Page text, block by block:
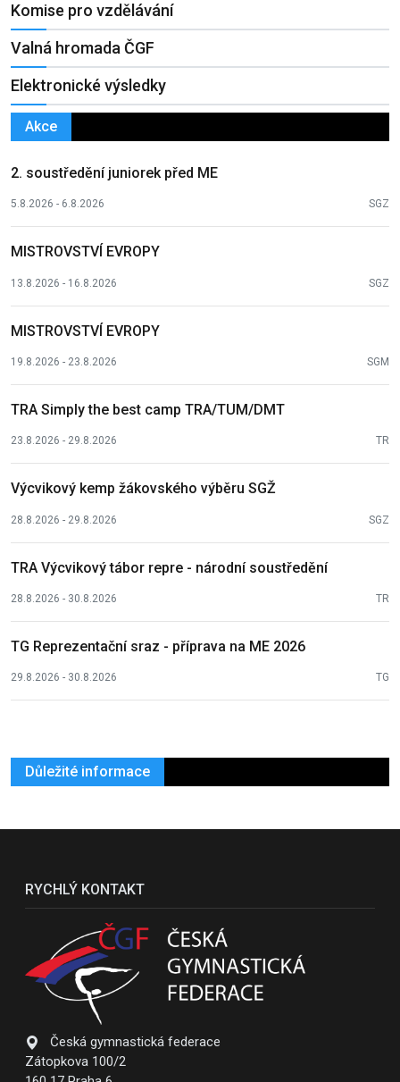
Komise pro vzdělávání
Valná hromada ČGF
Elektronické výsledky
Akce
2. soustředění juniorek před ME
5.8.2026 - 6.8.2026 SGZ
MISTROVSTVÍ EVROPY
13.8.2026 - 16.8.2026 SGZ
MISTROVSTVÍ EVROPY
19.8.2026 - 23.8.2026 SGM
TRA Simply the best camp TRA/TUM/DMT
23.8.2026 - 29.8.2026 TR
Výcvikový kemp žákovského výběru SGŽ
28.8.2026 - 29.8.2026 SGZ
TRA Výcvikový tábor repre - národní soustředění
28.8.2026 - 30.8.2026 TR
TG Reprezentační sraz - příprava na ME 2026
29.8.2026 - 30.8.2026 TG
Důležité informace
RYCHLÝ KONTAKT
Česká gymnastická federace
Zátopkova 100/2